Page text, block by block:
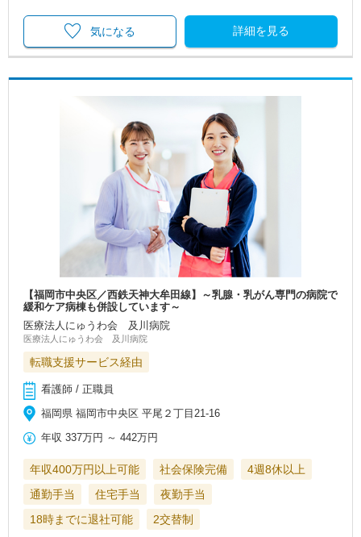
詳細を見る
気になる
【福岡市中央区／西鉄天神大牟田線】～乳腺・乳がん専門の病院で
緩和ケア病棟も併設しています～
医療法人にゅうわ会 及川病院
医療法人にゅうわ会 及川病院
転職支援サービス経由
看護師 / 正職員
福岡県 福岡市中央区 平尾２丁目21-16
年収 337万円 ～442万円
年収400万円以上可能 社会保険完備
4週8休以上
通勤手当
住宅手当
夜勤手当
18時までに退社可能
2交替制